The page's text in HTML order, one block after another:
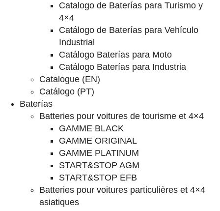
Catalogo de Baterías para Turismo y
4×4
Catálogo de Baterías para Vehículo
Industrial
Catálogo Baterías para Moto
Catálogo Baterías para Industria
Catalogue (EN)
Catálogo (PT)
Baterías
Batteries pour voitures de tourisme et 4×4
GAMME BLACK
GAMME ORIGINAL
GAMME PLATINUM
START&STOP AGM
START&STOP EFB
Batteries pour voitures particulières et 4×4
asiatiques